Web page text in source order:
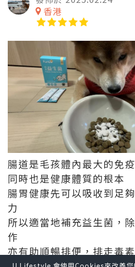
香港
腸道是毛孩體內最大的免
同時也是健康體質的根本
腸胃健康先可以吸收到足
力
所以適當地補充益生菌，
作
亦有助順暢排便，排走毒